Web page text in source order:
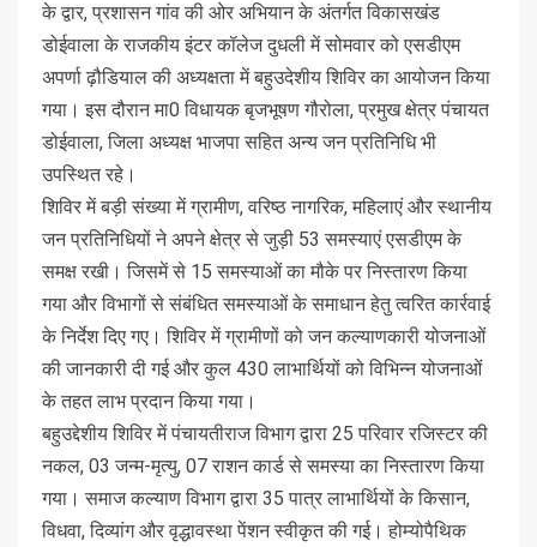
के द्वार, प्रशासन गांव की ओर अभियान के अंतर्गत विकासखंड
डोईवाला के राजकीय इंटर कॉलेज दुधली में सोमवार को एसडीएम
अपर्णा ढ़ौडियाल की अध्यक्षता में बहुउदेशीय शिविर का आयोजन किया
गया। इस दौरान मा0 विधायक बृजभूषण गौरोला, प्रमुख क्षेत्र पंचायत
डोईवाला, जिला अध्यक्ष भाजपा सहित अन्य जन प्रतिनिधि भी
उपस्थित रहे।
शिविर में बड़ी संख्या में ग्रामीण, वरिष्ठ नागरिक, महिलाएं और स्थानीय
जन प्रतिनिधियों ने अपने क्षेत्र से जुड़ी 53 समस्याएं एसडीएम के
समक्ष रखी। जिसमें से 15 समस्याओं का मौके पर निस्तारण किया
गया और विभागों से संबंधित समस्याओं के समाधान हेतु त्वरित कार्रवाई
के निर्देश दिए गए। शिविर में ग्रामीणों को जन कल्याणकारी योजनाओं
की जानकारी दी गई और कुल 430 लाभार्थियों को विभिन्न योजनाओं
के तहत लाभ प्रदान किया गया।
बहुउद्देशीय शिविर में पंचायतीराज विभाग द्वारा 25 परिवार रजिस्टर की
नकल, 03 जन्म-मृत्यु, 07 राशन कार्ड से समस्या का निस्तारण किया
गया। समाज कल्याण विभाग द्वारा 35 पात्र लाभार्थियों के किसान,
विधवा, दिव्यांग और वृद्धावस्था पेंशन स्वीकृत की गई। होम्योपैथिक